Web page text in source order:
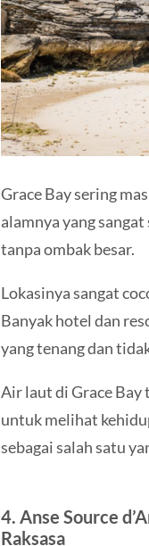
Grace Bay sering
alamnya yang
tanpa ombak besar.
Lokasinya sangat
Banyak hotel dan
yang tenang dan
Air laut di Grace Bay
untuk melihat
sebagai salah satu
4. Anse Source
Raksasa